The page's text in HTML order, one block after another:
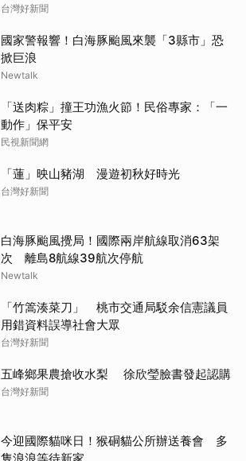
台灣好新聞
國家警報響！白海豚颱風來襲「3縣市」恐
掀巨浪
Newtalk
「送肉粽」撞王功漁火節！民俗專家：「一
動作」保平安
民視新聞網
「蓮」映山豬湖 漫遊初秋好時光
台灣好新聞
白海豚颱風攪局！國際兩岸航線取消63架
次 離島8航線39航次停航
Newtalk
「竹篙湊菜刀」 桃市交通局駁余信憲議員
用錯資料誤導社會大眾
台灣好新聞
五峰鄉果農搶收水梨 徐欣瑩臉書發起認購
台灣好新聞
今迎國際貓咪日！猴硐貓公所辦送養會 多